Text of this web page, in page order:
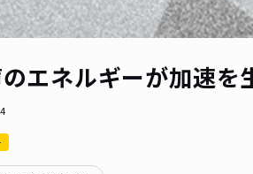
エネルギーが加速